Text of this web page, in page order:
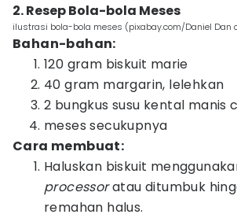
2. Resep Bola-bola Meses
ilustrasi bola-bola meses (pixabay.com/Daniel Dan
Bahan-bahan:
120 gram biskuit marie
40 gram margarin, lelehkan
2 bungkus susu kental manis
meses secukupnya
Cara membuat:
Haluskan biskuit
processoratau ditumbuk
remahan halus.